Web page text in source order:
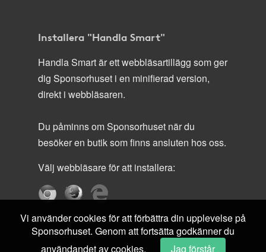
Installera "Handla Smart"
Handla Smart är ett webbläsartillägg som ger
dig Sponsorhuset i en minifierad version,
direkt i webbläsaren.
Du påminns om Sponsorhuset när du
besöker en butik som finns ansluten hos oss.
Välj webbläsare för att installera:
Vi använder cookies för att förbättra din upplevelse på
Sponsorhuset. Genom att fortsätta godkänner du
användandet av cookies.
Jag förstår